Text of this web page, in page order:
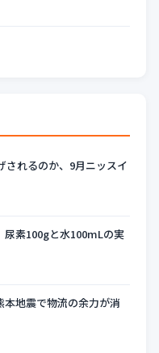
されるのか、9月ニッスイ
尿素100gと水100mLの実
地震で物流の余力が消